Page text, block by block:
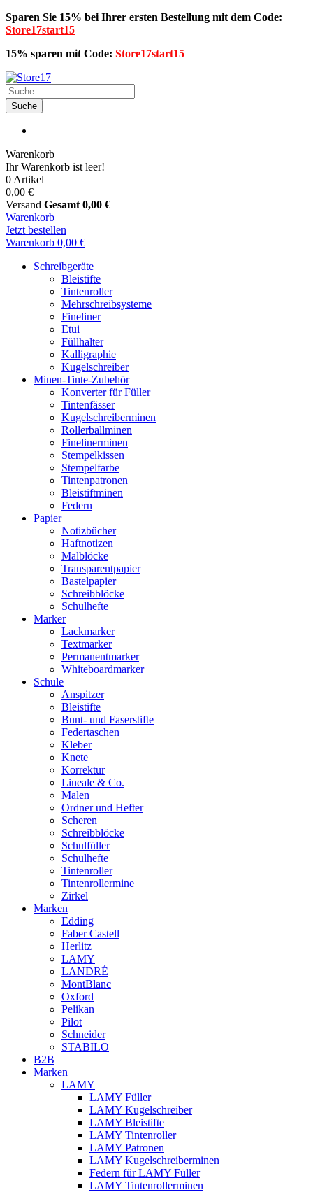
Sparen Sie 15% bei Ihrer ersten Bestellung mit dem Code:
Store17start15
15% sparen mit Code: Store17start15
Suche
Warenkorb
Ihr Warenkorb ist leer!
0 Artikel
0,00 €
Versand Gesamt 0,00 €
Warenkorb
Jetzt bestellen
Warenkorb 0,00 €
Schreibgeräte
Bleistifte
Tintenroller
Mehrschreibsysteme
Fineliner
Etui
Füllhalter
Kalligraphie
Kugelschreiber
Minen-Tinte-Zubehör
Konverter für Füller
Tintenfässer
Kugelschreiberminen
Rollerballminen
Finelinerminen
Stempelkissen
Stempelfarbe
Tintenpatronen
Bleistiftminen
Federn
Papier
Notizbücher
Haftnotizen
Malblöcke
Transparentpapier
Bastelpapier
Schreibblöcke
Schulhefte
Marker
Lackmarker
Textmarker
Permanentmarker
Whiteboardmarker
Schule
Anspitzer
Bleistifte
Bunt- und Faserstifte
Federtaschen
Kleber
Knete
Korrektur
Lineale & Co.
Malen
Ordner und Hefter
Scheren
Schreibblöcke
Schulfüller
Schulhefte
Tintenroller
Tintenrollermine
Zirkel
Marken
Edding
Faber Castell
Herlitz
LAMY
LANDRÉ
MontBlanc
Oxford
Pelikan
Pilot
Schneider
STABILO
B2B
Marken
LAMY
LAMY Füller
LAMY Kugelschreiber
LAMY Bleistifte
LAMY Tintenroller
LAMY Patronen
LAMY Kugelschreiberminen
Federn für LAMY Füller
LAMY Tintenrollerminen